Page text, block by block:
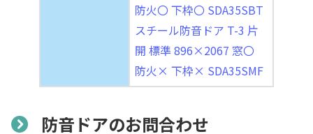
防火〇 下枠〇 SDA35SBT
スチール防音ドア T-3 片
開 標準 896×2067 窓〇
防火× 下枠× SDA35SMF
防音ドアのお問合わせ